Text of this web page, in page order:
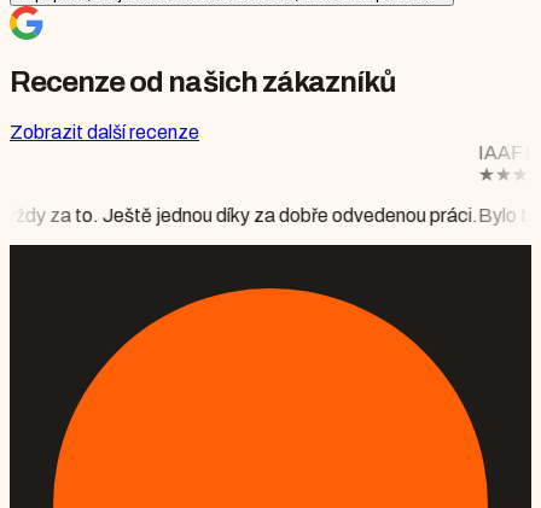
Recenze od našich zákazníků
Zobrazit další recenze
za dobře odvedenou práci.
IAAF DIAMOND LEAGUE
Mgr. Monika Floriánová
Bylo to krásné, vše perfektně